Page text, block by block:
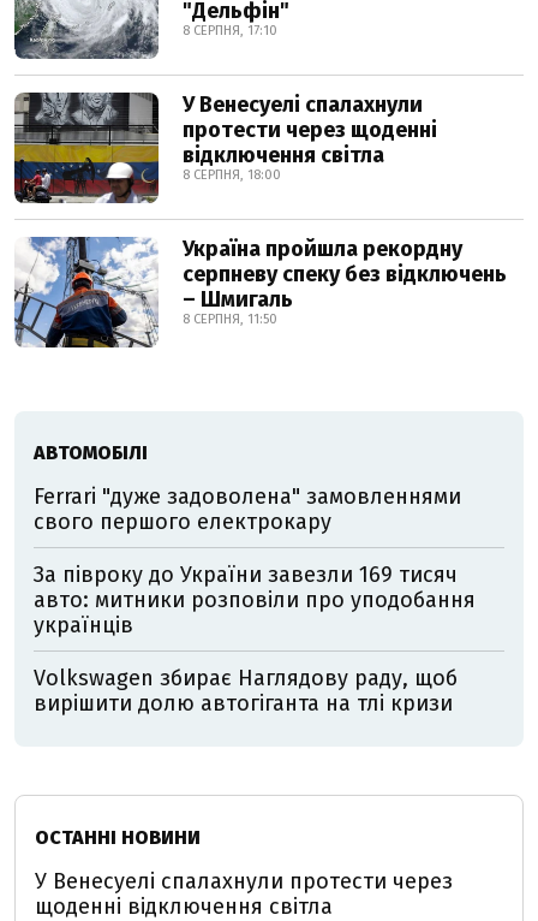
"Дельфін"
8 СЕРПНЯ, 17:10
У Венесуелі спалахнули
протести через щоденні
відключення світла
8 СЕРПНЯ, 18:00
Україна пройшла рекордну
серпневу спеку без відключень
– Шмигаль
8 СЕРПНЯ, 11:50
АВТОМОБІЛІ
Ferrari "дуже задоволена" замовленнями
свого першого електрокару
За півроку до України завезли 169 тисяч
авто: митники розповіли про уподобання
українців
Volkswagen збирає Наглядову раду, щоб
вирішити долю автогіганта на тлі кризи
ОСТАННІ НОВИНИ
У Венесуелі спалахнули протести через
щоденні відключення світла